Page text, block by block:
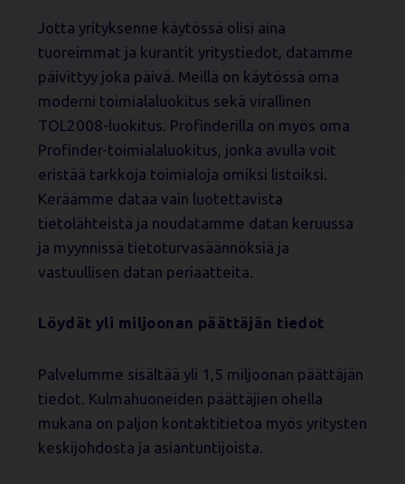
Jotta yrityksenne käytössä olisi aina
tuoreimmat ja kurantit yritystiedot, datamme
päivittyy joka päivä. Meillä on käytössä oma
moderni toimialaluokitus sekä virallinen
TOL2008-luokitus. Profinderilla on myös oma
Profinder-toimialaluokitus, jonka avulla voit
eristää tarkkoja toimialoja omiksi listoiksi.
Keräämme dataa vain luotettavista
tietolähteistä ja noudatamme datan keruussa
ja myynnissä tietoturvasäännöksiä ja
vastuullisen datan periaatteita.
Löydät yli miljoonan päättäjän tiedot
Palvelumme sisältää yli 1,5 miljoonan päättäjän
tiedot. Kulmahuoneiden päättäjien ohella
mukana on paljon kontaktitietoa myös yritysten
keskijohdosta ja asiantuntijoista.